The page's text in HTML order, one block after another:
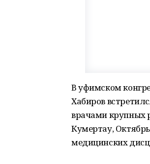
В уфимском
Хабиров
врачами крупных
Кумертау,
медицинских